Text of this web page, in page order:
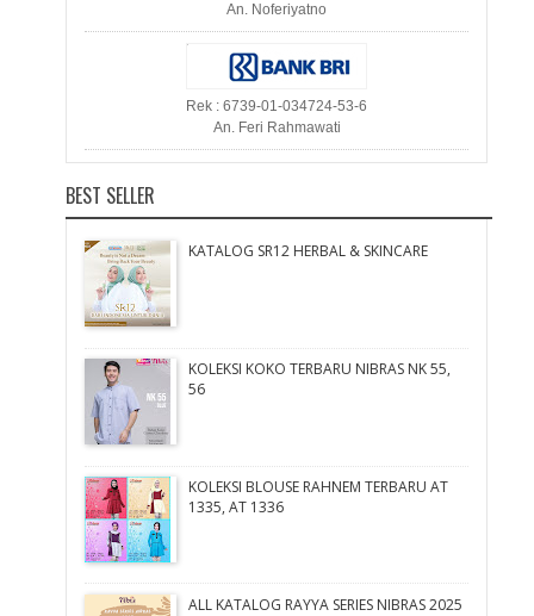
An. Noferiyatno
Rek : 6739-01-034724-53-6
An. Feri Rahmawati
BEST SELLER
KATALOG SR12 HERBAL & SKINCARE
KOLEKSI KOKO TERBARU NIBRAS NK 55,
56
KOLEKSI BLOUSE RAHNEM TERBARU AT
1335, AT 1336
ALL KATALOG RAYYA SERIES NIBRAS 2025